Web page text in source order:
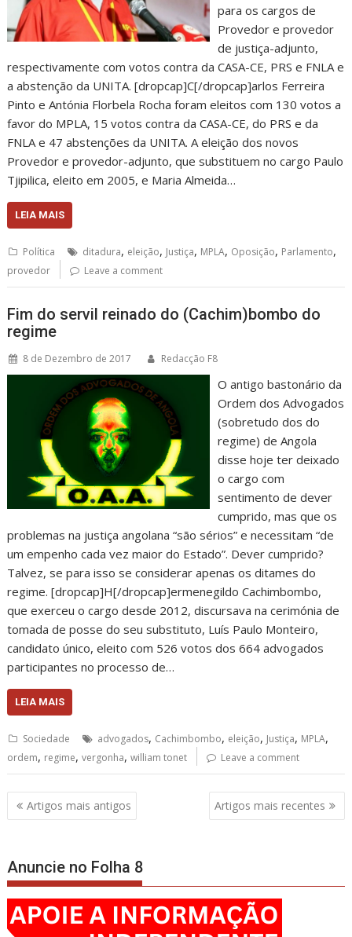
para os cargos de
Provedor e provedor
de justiça-adjunto,
respectivamente com votos contra da CASA-CE, PRS e FNLA e
a abstenção da UNITA. [dropcap]C[/dropcap]arlos Ferreira
Pinto e Antónia Florbela Rocha foram eleitos com 130 votos a
favor do MPLA, 15 votos contra da CASA-CE, do PRS e da
FNLA e 47 abstenções da UNITA. A eleição dos novos
Provedor e provedor-adjunto, que substituem no cargo Paulo
Tjipilica, eleito em 2005, e Maria Almeida…
LEIA MAIS
Política ditadura, eleição, Justiça, MPLA, Oposição, Parlamento,
provedor Leave a comment
Fim do servil reinado do (Cachim)bombo do
regime
8 de Dezembro de 2017 Redacção F8
O antigo bastonário da
Ordem dos Advogados
(sobretudo dos do
regime) de Angola
disse hoje ter deixado
o cargo com
sentimento de dever
cumprido, mas que os
problemas na justiça angolana “são sérios” e necessitam “de
um empenho cada vez maior do Estado”. Dever cumprido?
Talvez, se para isso se considerar apenas os ditames do
regime. [dropcap]H[/dropcap]ermenegildo Cachimbombo,
que exerceu o cargo desde 2012, discursava na cerimónia de
tomada de posse do seu substituto, Luís Paulo Monteiro,
candidato único, eleito com 526 votos dos 664 advogados
participantes no processo de…
LEIA MAIS
Sociedade advogados, Cachimbombo, eleição, Justiça, MPLA,
ordem, regime,vergonha,william tonet Leave a comment
Navegação
de
Artigos mais antigos Artigos mais recentes
Anuncie no Folha 8